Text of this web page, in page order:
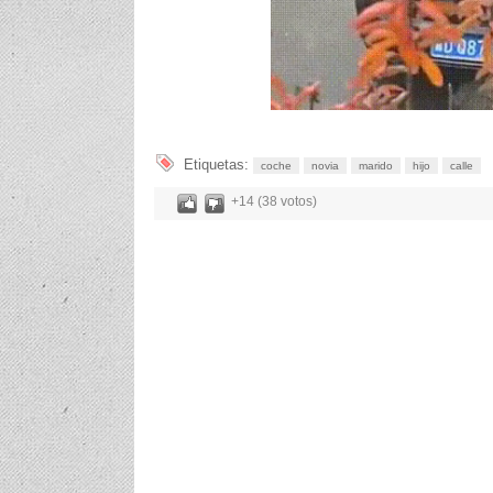
Etiquetas: coche novia marido hijo calle
+14 (38 votos)